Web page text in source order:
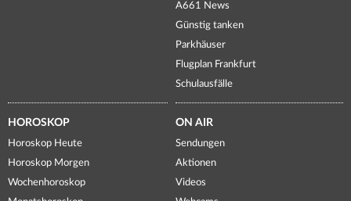
A661 News
Günstig tanken
Parkhäuser
Flugplan Frankfurt
Schulausfälle
HOROSKOP
Horoskop Heute
Horoskop Morgen
Wochenhoroskop
ON AIR
Sendungen
Aktionen
Videos